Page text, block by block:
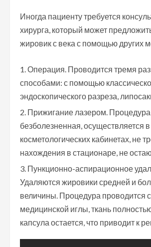
Иногда пациенту требуется
хирурга, который может
жировик с века с помощью других
Операция. Проводится тремя
способами: с помощью
эндоскопического разреза,
Прижигание лазером. Процедура
безболезненная, осуществляется в
косметологических кабинетах, не
нахождения в стационаре, не
Пункционно-аспирационное
Удаляются жировики средней и
величины. Процедура проводится
медицинской иглы, ткань
капсула остается, что приводит к